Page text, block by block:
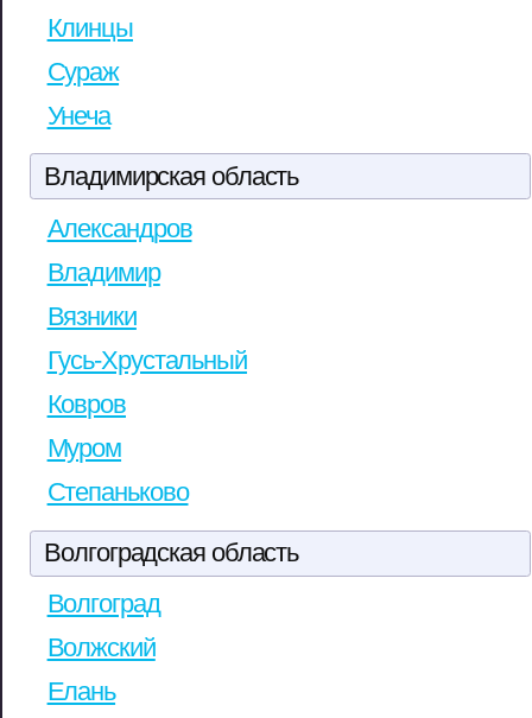
Клинцы
Сураж
Унеча
Владимирская область
Александров
Владимир
Вязники
Гусь-Хрустальный
Ковров
Муром
Степаньково
Волгоградская область
Волгоград
Волжский
Елань